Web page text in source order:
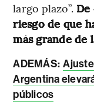
largo plazo”.De
riesgo de que
más grande de
ADEMÁS:
Argentina
públicos